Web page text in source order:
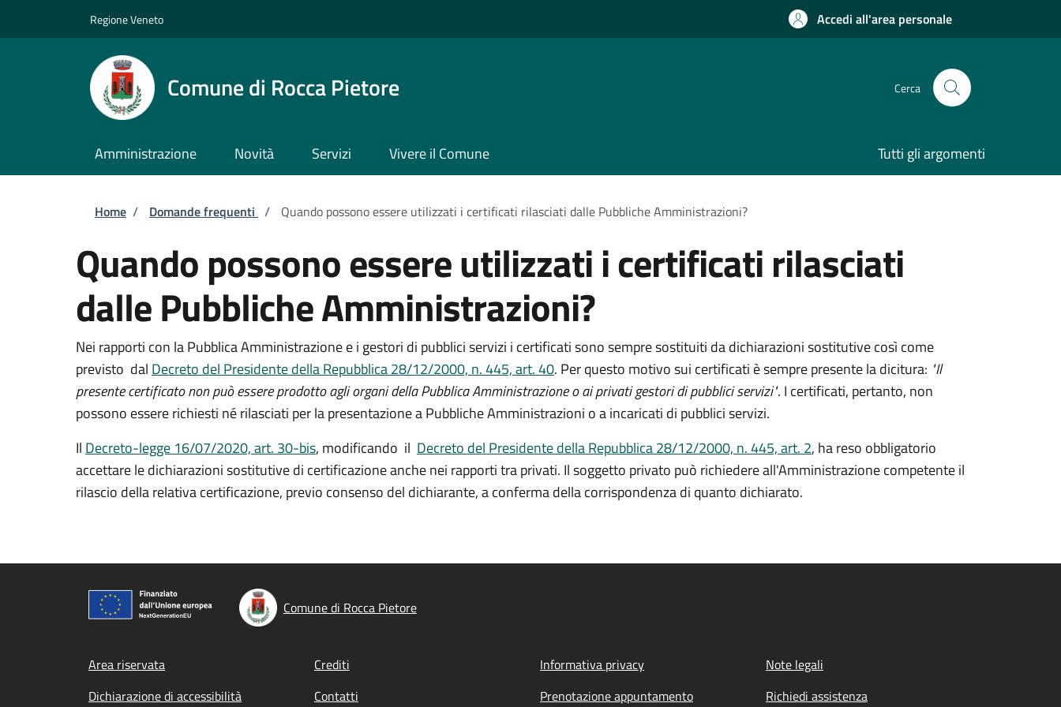
Regione Veneto Accedi all'area personale
Comune di Rocca Pietore Cerca
Amministrazione Novità Servizi Vivere il Comune Tutti gli argomenti
Briciole di pane
Home / Domande frequenti / Quando possono essere utilizzati i certificati rilasciati dalle Pubbliche Amministrazioni?
Quando possono essere utilizzati i certificati rilasciati
dalle Pubbliche Amministrazioni?
Nei rapporti con la Pubblica Amministrazione e i gestori di pubblici servizi i certificati sono sempre sostituiti da dichiarazioni sostitutive così come
previsto dal Decreto del Presidente della Repubblica 28/12/2000, n. 445, art. 40. Per questo motivo sui certificati è sempre presente la dicitura: "Il
presente certificato non può essere prodotto agli organi della Pubblica Amministrazione o ai privati gestori di pubblici servizi". I certificati, pertanto, non
possono essere richiesti né rilasciati per la presentazione a Pubbliche Amministrazioni o a incaricati di pubblici servizi.
Il Decreto-legge 16/07/2020, art. 30-bis, modificando il Decreto del Presidente della Repubblica 28/12/2000, n. 445, art. 2, ha reso obbligatorio
accettare le dichiarazioni sostitutive di certificazione anche nei rapporti tra privati. Il soggetto privato può richiedere all'Amministrazione competente il
rilascio della relativa certificazione, previo consenso del dichiarante, a conferma della corrispondenza di quanto dichiarato.
Comune di Rocca Pietore
Footer menu
Area riservata Crediti Informativa privacy
Note legali
Dichiarazione di accessibilità
Contatti Prenotazione appuntamento Richiedi assistenza